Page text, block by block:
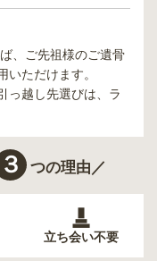
、ご先祖様のご遺骨
ただけます。
っ越し先選びは、ラ
３ つの理由／
立ち会い不要